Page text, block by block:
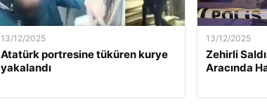
13/12/2025
Atatürk portresine tüküren kurye
yakalandı
13/12/2025
Zehirli
Aracında